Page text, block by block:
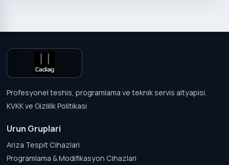
Profesyonel teshis, programlama ve teknik servis altyapisi.
KVKK ve Gizlilik Politikasi
Urun Gruplari
Ariza Tespit Cihazlari
Programlama & Modifikasyon Cihazlari